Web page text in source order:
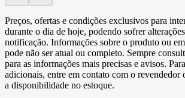
Preços, ofertas e condições exclusivos para
durante o dia de hoje, podendo sofrer
notificação. Informações sobre o produto ou
pode não ser atual ou completo. Sempre
para as informações mais precisas e avisos.
adicionais, entre em contato com o revendedor
a disponibilidade no estoque.